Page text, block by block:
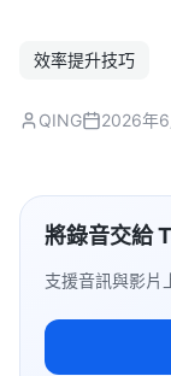
效率提升技巧
QING 2026年
將錄音交給
支援音訊與影片